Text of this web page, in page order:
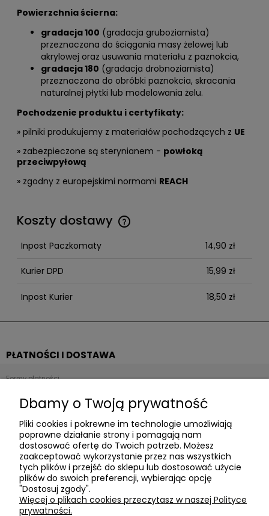
Powierzchnia ścierna:
gradacja 100 (gradacja gruboziarnista)
przeznaczona do ściągania masy żelowej lub
akrylowej oraz usuwania materiału z paznokcia,
gradacja 180 (gradacja drobnoziarnista)
przeznaczona do obróbki paznokcia, skracania
naturalnej płytki lub modelowania żelu.
Pochodzenie produktu i certyfikaty:
» pilniki produkujemy z materiałów pochodzących z UE
» zabezpieczone są sterynianem - powłoką
przeciwpyłową
» zgodny z europejskimi normami REACH
Koszty dostawy
Cena nie zawiera ewentualnych kosztów płatności
Inpost Paczkomaty 14,90 zł
Kurier DPD 15,99 zł
Inpost Kurier 18,50 zł
PŁATNOŚCI I DOSTAWA
Formy płatności
Czas realizacji zamówienia
Zwroty i reklamacje
NOWOŚCI
Nowości
INFORMACJE
Dbamy o Twoją prywatność
Pliki cookies i pokrewne im technologie umożliwiają
poprawne działanie strony i pomagają nam
dostosować ofertę do Twoich potrzeb. Możesz
zaakceptować wykorzystanie przez nas wszystkich
tych plików i przejść do sklepu lub dostosować użycie
plików do swoich preferencji, wybierając opcję
"Dostosuj zgody".
Więcej o plikach cookies przeczytasz w naszej Polityce
prywatności.